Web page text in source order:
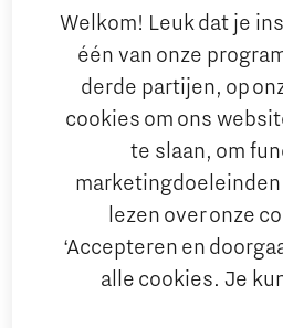
Welkom! Leuk dat je
één van onze
derde partijen, op
cookies om ons
te slaan, om
lezen over onze
‘Accepteren en
alle cookies. Je
Arbeidsmarkt
Aantrekken en behouden van
Internationaal talent
behouden
Hoe werken de jobportals
Reskilling in Brainport
Internationaal Ondernemen